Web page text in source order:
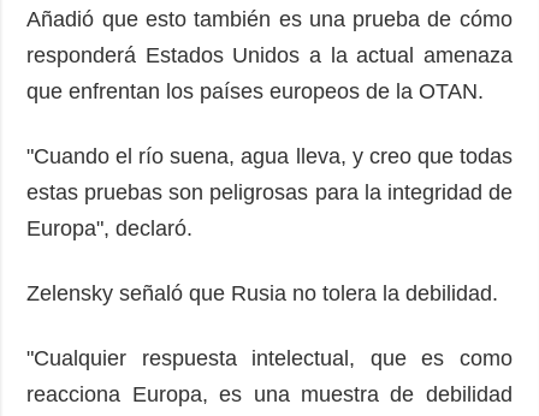
Añadió que esto también es una prueba de cómo
responderá Estados Unidos a la actual amenaza
que enfrentan los países europeos de la OTAN.
"Cuando el río suena, agua lleva, y creo que todas
estas pruebas son peligrosas para la integridad de
Europa", declaró.
Zelensky señaló que Rusia no tolera la debilidad.
"Cualquier respuesta intelectual, que es como
reacciona Europa, es una muestra de debilidad